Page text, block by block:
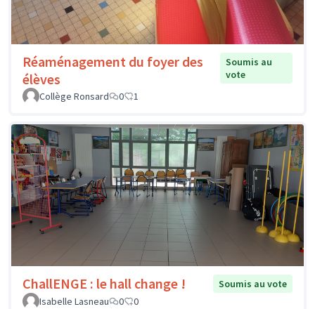
Réaménagement du foyer des
élèves
Soumis au
vote
Collège Ronsard
0 1
ChallENGE : le hall change !
Soumis au vote
Isabelle Lasneau
0 0